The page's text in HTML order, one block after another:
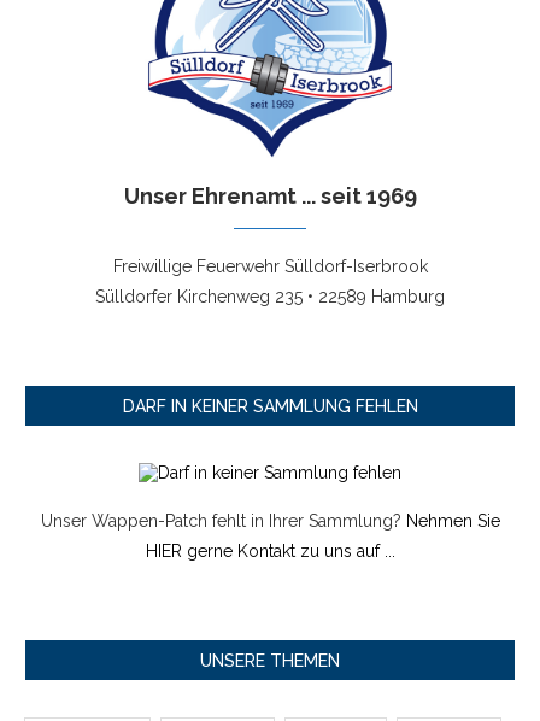
Unser Ehrenamt ... seit 1969
Freiwillige Feuerwehr Sülldorf-Iserbrook
Sülldorfer Kirchenweg 235 • 22589 Hamburg
DARF IN KEINER SAMMLUNG FEHLEN
Unser Wappen-Patch fehlt in Ihrer Sammlung? Nehmen Sie
HIER gerne Kontakt zu uns auf ...
UNSERE THEMEN